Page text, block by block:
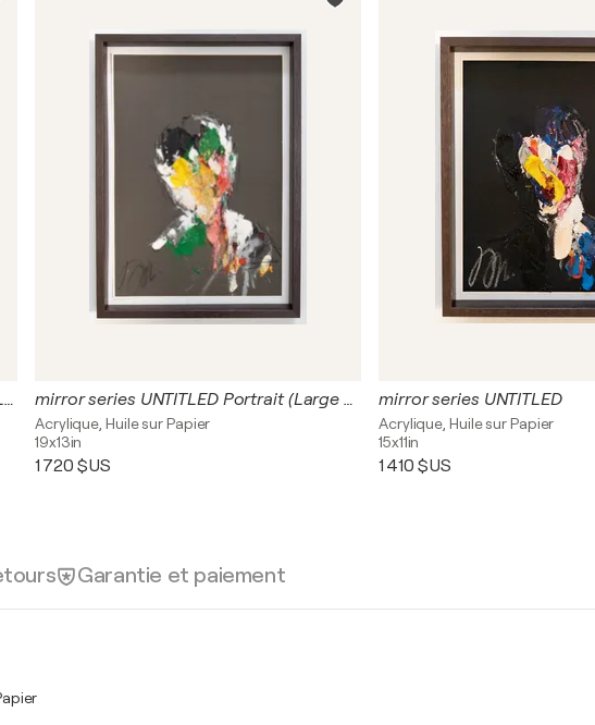
mirror series UNTITLED Portrait (Extra Large) mirror series UNTITLED Portrait (Large size)
Acrylique, Huile sur Papier
19x13in
1 720 $US
mirror series UNTITLED
Acrylique, Huile sur Papier
15x11in
1 410 $US
Garantie et paiement